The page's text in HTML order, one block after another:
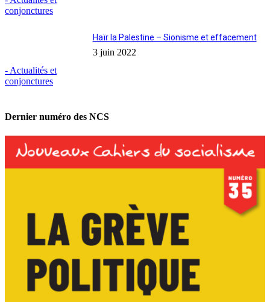
conjonctures
- Actualités et
conjonctures
Haïr la Palestine – Sionisme et effacement
3 juin 2022
Dernier numéro des NCS